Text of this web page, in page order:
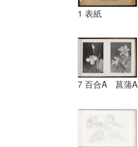
1 表紙
7 百合A 菖蒲A